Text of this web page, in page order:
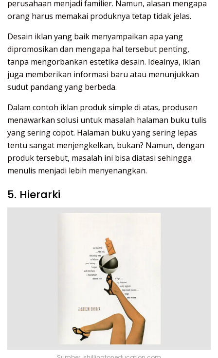
perusahaan menjadi familier. Namun, alasan mengapa
orang harus memakai produknya tetap tidak jelas.
Desain iklan yang baik menyampaikan apa yang
dipromosikan dan mengapa hal tersebut penting,
tanpa mengorbankan estetika desain. Idealnya, iklan
juga memberikan informasi baru atau menunjukkan
sudut pandang yang berbeda.
Dalam contoh iklan produk simple di atas, produsen
menawarkan solusi untuk masalah halaman buku tulis
yang sering copot. Halaman buku yang sering lepas
tentu sangat menjengkelkan, bukan? Namun, dengan
produk tersebut, masalah ini bisa diatasi sehingga
menulis menjadi lebih menyenangkan.
5. Hierarki